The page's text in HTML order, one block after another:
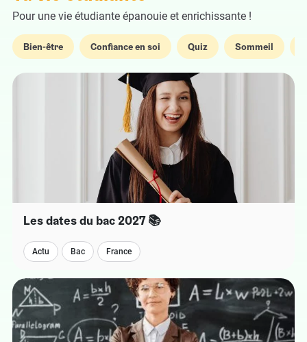
Pour une vie étudiante épanouie et enrichissante !
Bien-être Confiance en soi Quiz Sommeil
Les dates du bac 2027 📚​
Actu Bac France